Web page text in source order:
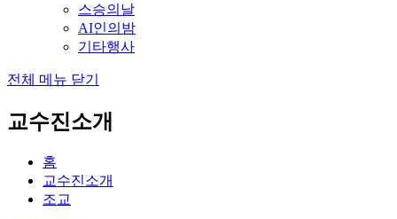
스승의날
AI인의밤
기타행사
전체 메뉴 닫기
교수진소개
홈
교수진소개
조교